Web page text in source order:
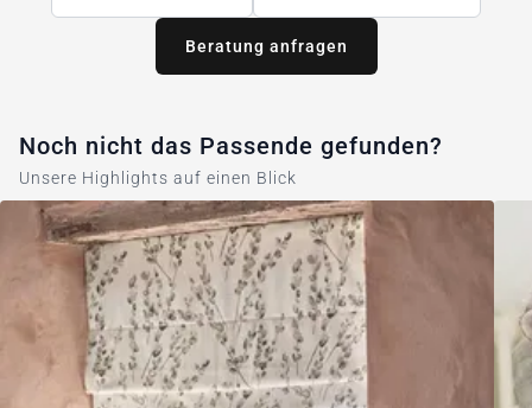
Beratung anfragen
Noch nicht das Passende gefunden?
Unsere Highlights auf einen Blick